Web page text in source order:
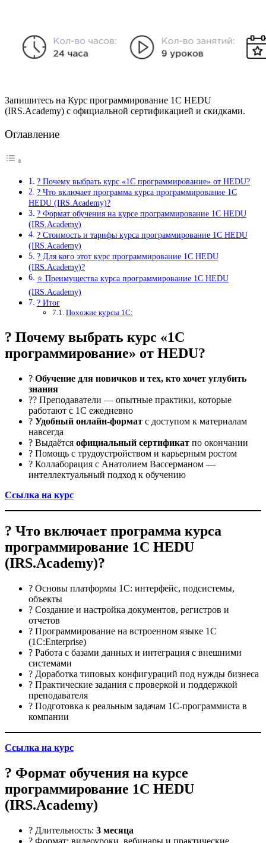
Запишитесь на Курс программирование 1С HEDU
(IRS.Academy) с официальной сертификацией и скидками.
Оглавление
? Почему выбрать курс «1С программирование» от HEDU?
? Что включает программа курса программирование 1С
HEDU (IRS.Academy)?
? Формат обучения на курсе программирование 1С HEDU
(IRS.Academy)
? Стоимость и тарифы курса программирование 1С HEDU
(IRS.Academy)
? Для кого этот курс программирование 1С HEDU
(IRS.Academy)?
⭐ Преимущества курса программирование 1С HEDU
(IRS.Academy)
? Итог
Похожие курсы 1С:
? Почему выбрать курс «1С
программирование» от HEDU?
? Обучение для новичков и тех, кто хочет углубить
знания
?‍? Преподаватели — опытные практики, которые
работают с 1С ежедневно
? Удобный онлайн-формат с доступом к материалам
навсегда
? Выдаётся официальный сертификат по окончании
? Помощь с трудоустройством и карьерным ростом
? Коллаборация с Анатолием Вассерманом —
интеллектуальный подход к обучению
Ссылка на курс
? Что включает программа курса
программирование 1С HEDU
(IRS.Academy)?
? Основы платформы 1С: интерфейс, подсистемы,
объекты
? Создание и настройка документов, регистров и
отчетов
? Программирование на встроенном языке 1С
(1С:Enterprise)
? Работа с базами данных и интеграция с внешними
системами
? Доработка типовых конфигураций под нужды бизнеса
? Практические задания с проверкой и поддержкой
преподавателя
? Подготовка к реальным задачам 1С-программиста в
компании
Ссылка на курс
? Формат обучения на курсе
программирование 1С HEDU
(IRS.Academy)
? Длительность: 3 месяца
? Формат: видеоуроки, вебинары и практические